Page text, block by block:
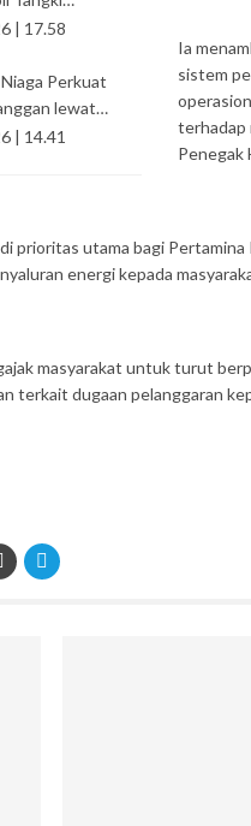
| 17.58
Perkuat
lewat…
| 14.41
Ia
sistem
terhadap
Penegak
prioritas utama bagi
energi kepada
masyarakat untuk turut
terkait dugaan pelanggaran